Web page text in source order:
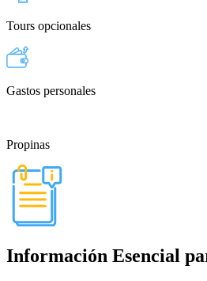
Tours opcionales
Gastos personales
Propinas
Información Esencial